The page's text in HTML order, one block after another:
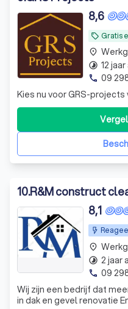
local_offer Gratis
8,6
Kies nu voor GRS-
place
timelapse 12
phone 09
10.R&M construct
8,1
Wij zijn een bedrijf dat
in dak en gevel renovatie En wij doen algemeen renovatie
place
timelapse 2 jaar
phone 09